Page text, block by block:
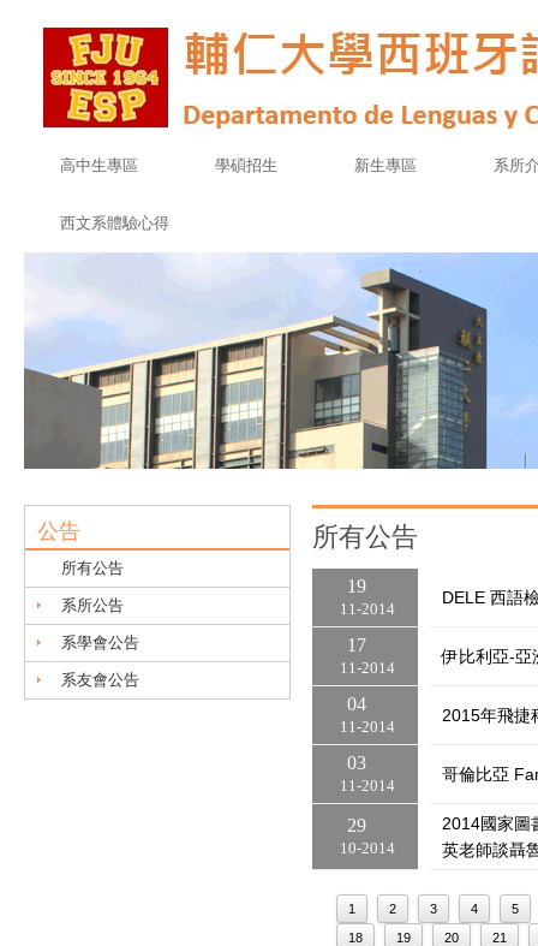
高中生專區 學碩招生 新生專區 系所
西文系體驗心得
公告
所有公告
系所公告
系學會公告
系友會公告
所有公告
11 2014
19
DELE 西語
11 2014
17
伊比利亞-亞
11 2014
04
2015年飛捷
11 2014
03
哥倫比亞
10 2014
29
2014國家圖
英老師談聶
1 2 3 4
5
18
19 20
21